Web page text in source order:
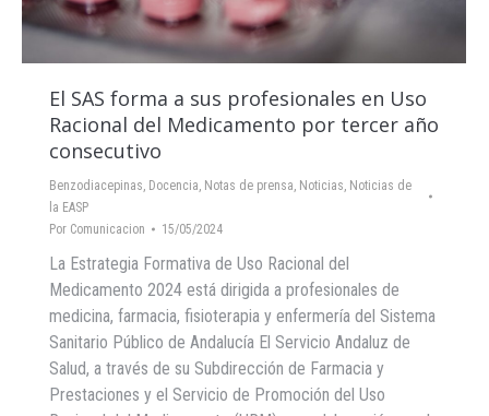
El SAS forma a sus profesionales en Uso
Racional del Medicamento por tercer año
consecutivo
Benzodiacepinas Docencia Notas de prensa Noticias Noticias de
la EASP
Por Comunicacion 15/05/2024
La Estrategia Formativa de Uso Racional del
Medicamento 2024 está dirigida a profesionales de
medicina, farmacia, fisioterapia y enfermería del Sistema
Sanitario Público de Andalucía El Servicio Andaluz de
Salud, a través de su Subdirección de Farmacia y
Prestaciones y el Servicio de Promoción del Uso